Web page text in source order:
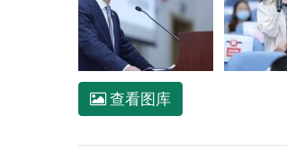
查看图库